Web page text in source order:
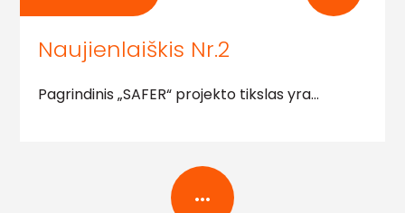
Naujienlaiškis Nr.2
Pagrindinis „SAFER“ projekto tikslas yra…
...